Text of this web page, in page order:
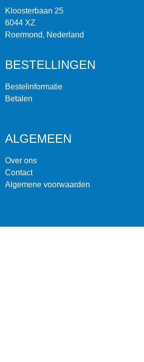
Kloosterbaan 25
6044 XZ
Roermond, Nederland
BESTELLINGEN
Bestelinformatie
Betalen
ALGEMEEN
Over ons
Contact
Algemene voorwaarden